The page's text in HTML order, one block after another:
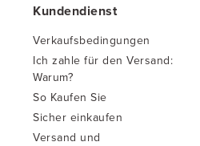
Kundendienst
Verkaufsbedingungen
Ich zahle für den Versand:
Warum?
So Kaufen Sie
Sicher einkaufen
Versand und